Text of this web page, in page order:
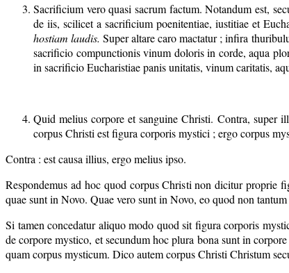
Sacrificium vero quasi sacrum factum. Notandum est,
de iis, scilicet a sacrificium poenitentiae, iustitiae et
hostiam laudis. Super altare caro mactatur ; infira
sacrificio compunctionis vinum doloris in corde, aqua
in sacrificio Eucharistiae panis unitatis, vinum caritatis,
Quid melius corpore et sanguine Christi. Contra, super
corpus Christi est figura corporis mystici ; ergo corpus
Contra : est causa illius, ergo melius ipso.
Respondemus ad hoc quod corpus Christi non dicitur proprie
quae sunt in Novo. Quae vero sunt in Novo, eo quod non
Si tamen concedatur aliquo modo quod sit figura corporis
de corpore mystico, et secundum hoc plura bona sunt in
quam corpus mysticum. Dico autem corpus Christi Christum